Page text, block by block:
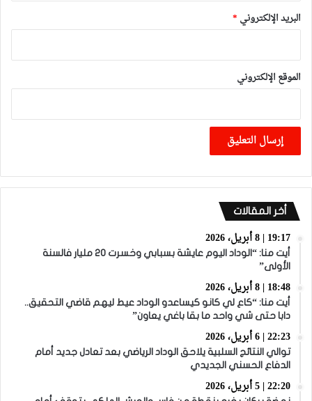
البريد الإلكتروني *
الموقع الإلكتروني
أخر المقالات
19:17 | 8 أبريل، 2026
أيت منا: “الوداد اليوم عايشة بسبابي وخسرت 20 مليار فالسنة
الأولى”
18:48 | 8 أبريل، 2026
أيت منا: “كاع لي كانو كيساعدو الوداد عيط ليهم قاضي التحقيق..
دابا حتى شي واحد ما بقا باغي يعاون”
22:23 | 6 أبريل، 2026
توالي النتائج السلبية يلاحق الوداد الرياضي بعد تعادل جديد أمام
الدفاع الحسني الجديدي
22:20 | 5 أبريل، 2026